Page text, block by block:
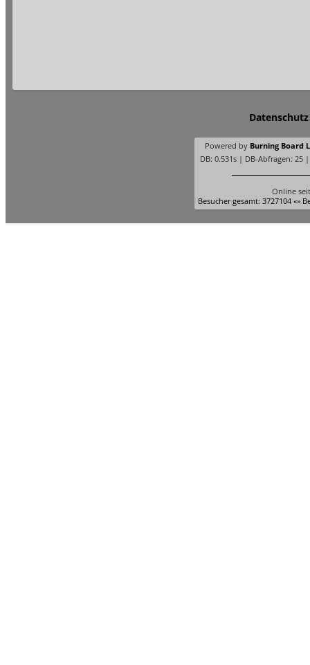
Datenschutz
Powered by Burning Board
DB: 0.531s | DB-Abfragen: 25
Online
Besucher gesamt: 3727104 «»